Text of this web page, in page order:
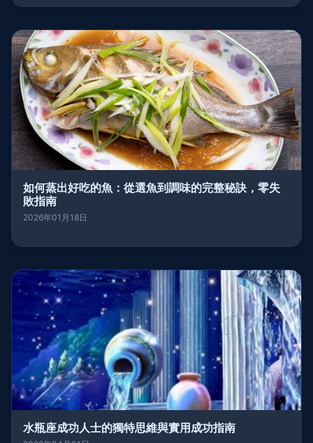
如何蒸出好吃的魚：從選魚到調味的完整秘訣，零失
敗指南
2026年01月18日
水瓶座成功人士的獨特思維與實用成功指南